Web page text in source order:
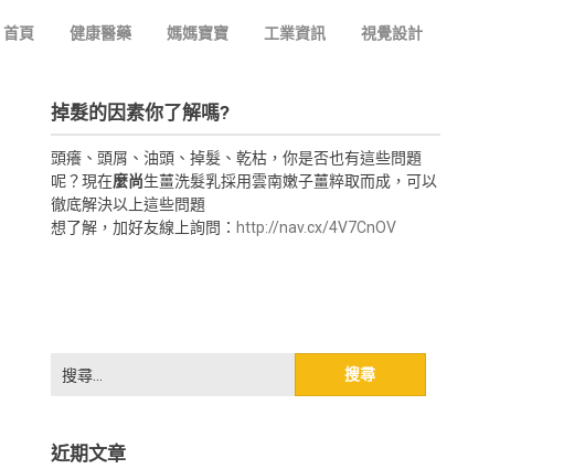
首頁 健康醫藥 媽媽寶寶 工業資訊 視覺設計
掉髮的因素你了解嗎?
頭癢、頭屑、油頭、掉髮、乾枯，你是否也有這些問題
呢？現在麼尚生薑洗髮乳採用雲南嫩子薑粹取而成，可以
徹底解決以上這些問題
想了解，加好友線上詢問： http://nav.cx/4V7CnOV
搜
尋
字:
近期文章